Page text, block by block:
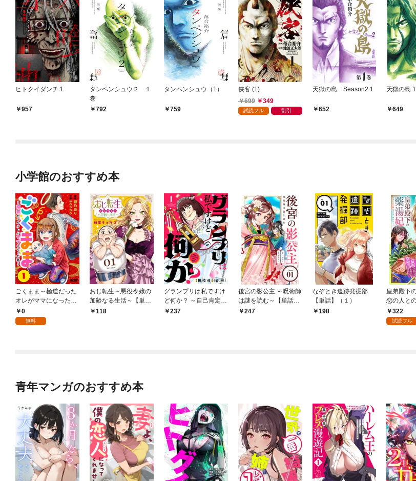
ヒトクイダンチ 1
957
タンペンシュウ２ １
巻
792
タンペンシュウ（1）
759
侠客 (1)
699
349
試読フル 割引
天獄の島 Season2 1
652
天獄の島 1
649
小学館のおすすめ本
ごくまま～極道だった
オレがママになった話
～【単話】（１）
0
無料
おじ転生～悪役令嬢の
加齢なる生活～【単
話】（１）
118
グランプリは私ですけ
ど何か？ ～自己肯定モ
ンスターのミスコン無
237
後宮の影公主 ～呪術師
は謎を読む～【単話】
（１）
247
なぞとき遺跡発掘部
【単話】（１）
198
皇弟殿下
恋の人と
は後宮で
話】（１
322
試読フル
青年マンガのおすすめ本